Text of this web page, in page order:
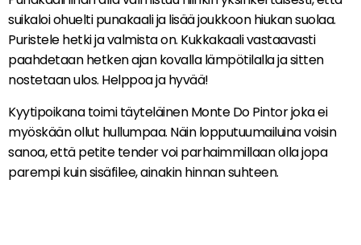
suikaloi ohuelti punakaali ja lisää joukkoon hiukan suolaa.
Puristele hetki ja valmista on. Kukkakaali vastaavasti
paahdetaan hetken ajan kovalla lämpötilalla ja sitten
nostetaan ulos. Helppoa ja hyvää!
Kyytipoikana toimi täyteläinen Monte Do Pintor joka ei
myöskään ollut hullumpaa. Näin lopputuumailuina voisin
sanoa, että petite tender voi parhaimmillaan olla jopa
parempi kuin sisäfilee, ainakin hinnan suhteen.